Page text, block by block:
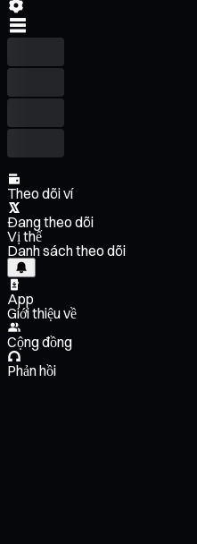
Theo dõi ví
Đang theo dõi
Vị thế
Danh sách theo dõi
App
Giới thiệu về
Cộng đồng
Phản hồi